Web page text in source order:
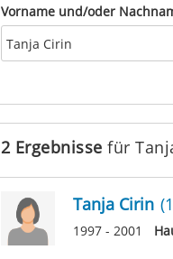
Vorname und/oder
2 Ergebnisse für
Tanja Cirin
1997 - 2001